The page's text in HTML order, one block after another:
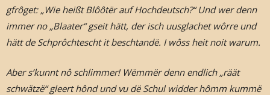
gfrôget: „Wie heißt Blôôtër auf Hochdeutsch?“ Und wer denn
immer no „Blaater“ gseit hätt, der isch uusglachet wôrre und
hätt de Schprôchtescht it beschtandë. I wôss heit noit warum.
Aber s’kunnt nô schlimmer! Wëmmër denn endlich „räät
schwätzë“ gleert hônd und vu dë Schul widder hômm kummë